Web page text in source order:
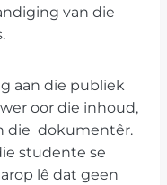
van die
aan die publiek
oor die inhoud,
die dokumentêr.
studente se
lê dat geen